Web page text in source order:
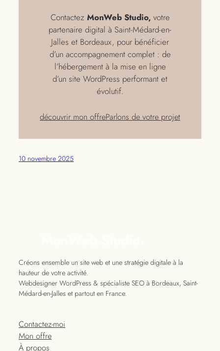
Contactez MonWeb Studio,votre
partenaire digital à Saint-Médard-en-
Jalles et Bordeaux, pour bénéficier
d’un accompagnement complet : de
l’hébergement à la mise en ligne
d’un site WordPress performant et
évolutif.
découvrir mon offreParlons de votre projet
10 novembre 2025
Créons ensemble un site web et une stratégie digitale à la
hauteur de votre activité.
Webdesigner WordPress & spécialiste SEO à Bordeaux, Saint-
Médard-en-Jalles et partout en France.
Contactez-moi
Mon offre
À propos